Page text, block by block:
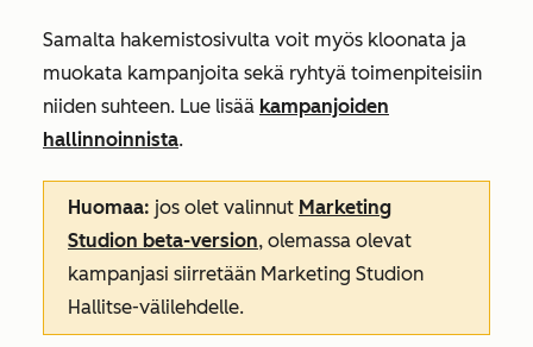
Samalta hakemistosivulta voit myös kloonata ja
muokata kampanjoita sekä ryhtyä toimenpiteisiin
niiden suhteen. Lue lisää kampanjoiden
hallinnoinnista.
Huomaa: jos olet valinnut Marketing
Studion beta-version, olemassa olevat
kampanjasi siirretään Marketing Studion
Hallitse-välilehdelle.